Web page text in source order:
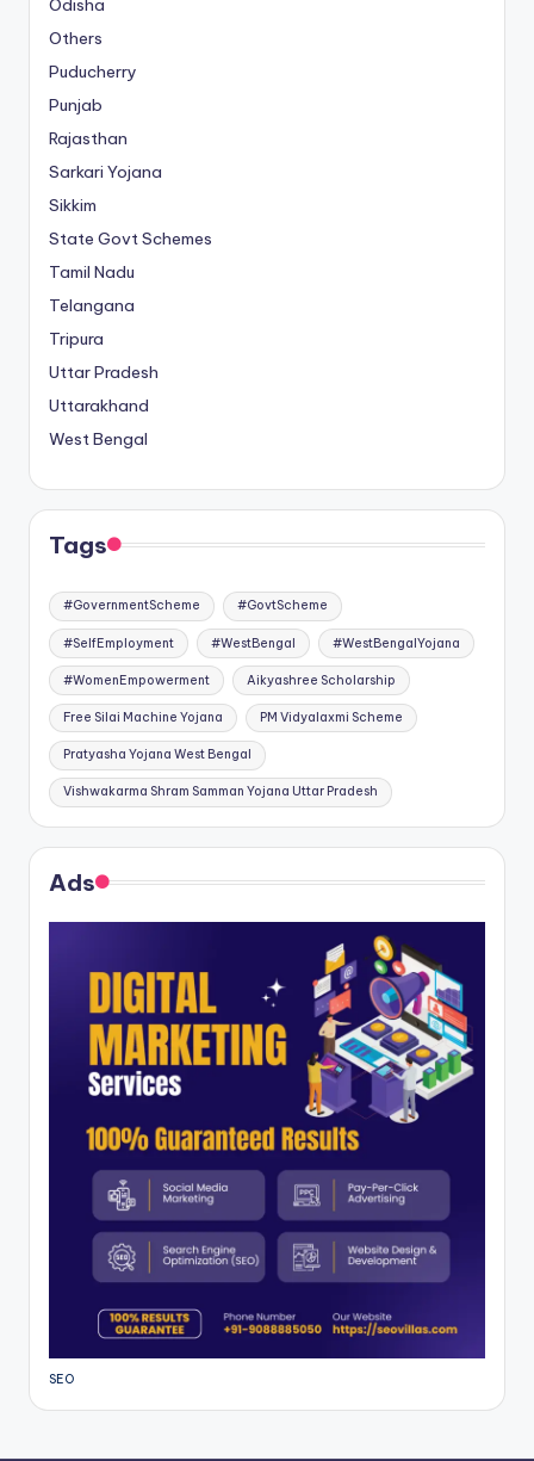
Odisha
Others
Puducherry
Punjab
Rajasthan
Sarkari Yojana
Sikkim
State Govt Schemes
Tamil Nadu
Telangana
Tripura
Uttar Pradesh
Uttarakhand
West Bengal
Tags
#GovernmentScheme #GovtScheme
#SelfEmployment #WestBengal #WestBengalYojana
#WomenEmpowerment Aikyashree Scholarship
Free Silai Machine Yojana PM Vidyalaxmi Scheme
Pratyasha Yojana West Bengal
Vishwakarma Shram Samman Yojana Uttar Pradesh
Ads
SEO